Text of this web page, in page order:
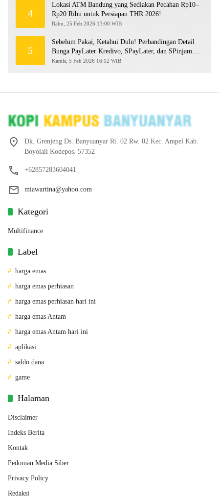
4
Lokasi ATM Bandung yang Sediakan Pecahan Rp10–
Rp20 Ribu untuk Persiapan THR 2026!
Rabu, 25 Feb 2026 13:00 WIB
5
Sebelum Pakai, Ketahui Dulu! Perbandingan Detail
Bunga PayLater Kredivo, SPayLater, dan SPinjam
2026
Kamis, 5 Feb 2026 16:12 WIB
Dk. Grenjeng Ds. Banyuanyar Rt. 02 Rw. 02 Kec. Ampel Kab.
Boyolali Kodepos. 57352
+62857283604041
miawartina@yahoo.com
Kategori
Multifinance
Label
harga emas
harga emas perhiasan
harga emas perhiasan hari ini
harga emas Antam
harga emas Antam hari ini
aplikasi
saldo dana
game
Halaman
Disclaimer
Indeks Berita
Kontak
Pedoman Media Siber
Privacy Policy
Redaksi